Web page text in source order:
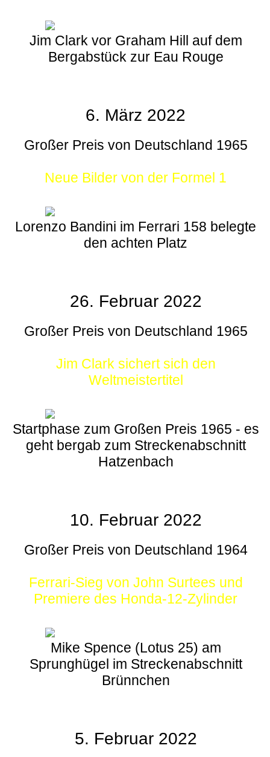
Jim Clark vor Graham Hill auf dem
Bergabstück zur Eau Rouge
6. März 2022
Großer Preis von Deutschland 1965
Neue Bilder von der Formel 1
Lorenzo Bandini im Ferrari 158 belegte
den achten Platz
26. Februar 2022
Großer Preis von Deutschland 1965
Jim Clark sichert sich den
Weltmeistertitel
Startphase zum Großen Preis 1965 - es
geht bergab zum Streckenabschnitt
Hatzenbach
10. Februar 2022
Großer Preis von Deutschland 1964
Ferrari-Sieg von John Surtees und
Premiere des Honda-12-Zylinder
Mike Spence (Lotus 25) am
Sprunghügel im Streckenabschnitt
Brünnchen
5. Februar 2022